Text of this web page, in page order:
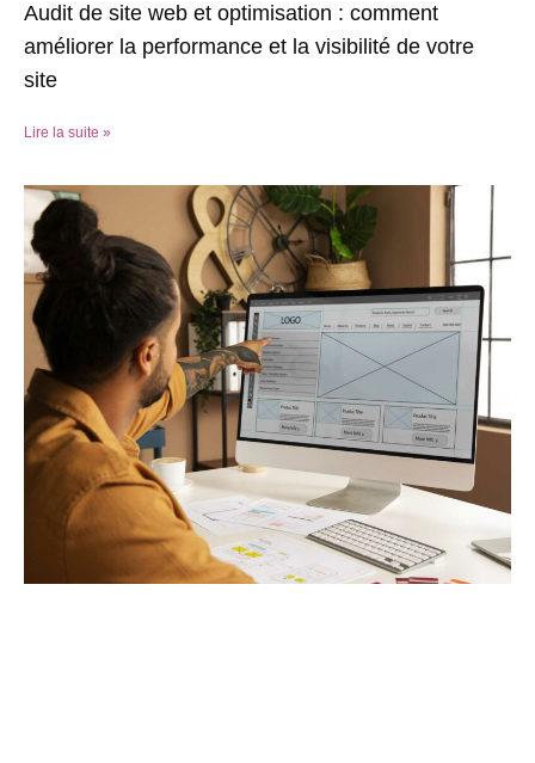
Audit de site web et optimisation : comment
améliorer la performance et la visibilité de votre
site
Lire la suite »